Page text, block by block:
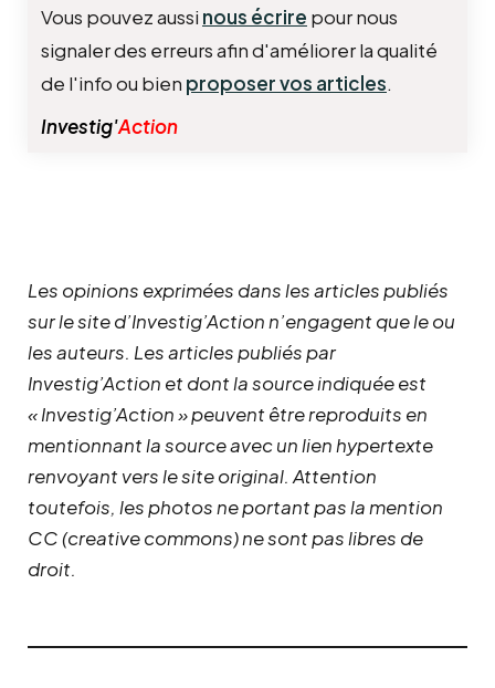
Vous pouvez aussi nous écrire pour nous
signaler des erreurs afin d'améliorer la qualité
de l'info ou bien proposer vos articles.
Investig'Action
Les opinions exprimées dans les articles publiés
sur le site d’Investig’Action n’engagent que le ou
les auteurs. Les articles publiés par
Investig’Action et dont la source indiquée est
« Investig’Action » peuvent être reproduits en
mentionnant la source avec un lien hypertexte
renvoyant vers le site original. Attention
toutefois, les photos ne portant pas la mention
CC (creative commons) ne sont pas libres de
droit.